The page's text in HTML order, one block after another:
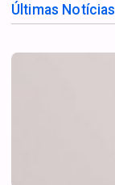
Últimas Notícias